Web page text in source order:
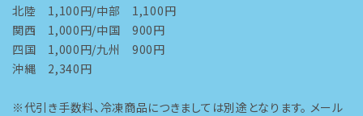
北陸 1,100円/中部 1,100円
関西 1,000円/中国 900円
四国 1,000円/九州 900円
沖縄 2,340円
※代引き手数料、冷凍商品につきましては別途となります。 メール